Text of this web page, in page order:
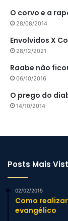
O corvo e a
28/08/2014
Envolvidos X
28/12/2021
Raabe não
06/10/2016
O prego do
14/10/2014
Posts Mais
02/02/2015
Como
evangélico